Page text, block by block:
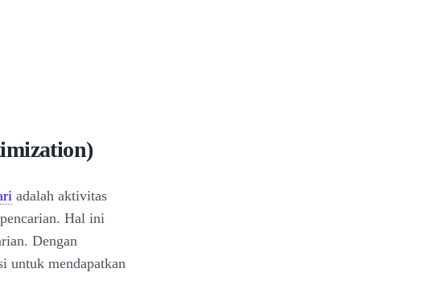
adalah aktivitas
Hal ini
Dengan
untuk mendapatkan